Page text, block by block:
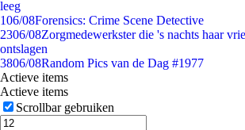
leeg
106/08Forensics: Crime Scene Detective
2306/08Zorgmedewerkster die 's nachts haar
ontslagen
3806/08Random Pics van de Dag #1977
Actieve items
Actieve items
Scrollbar gebruiken